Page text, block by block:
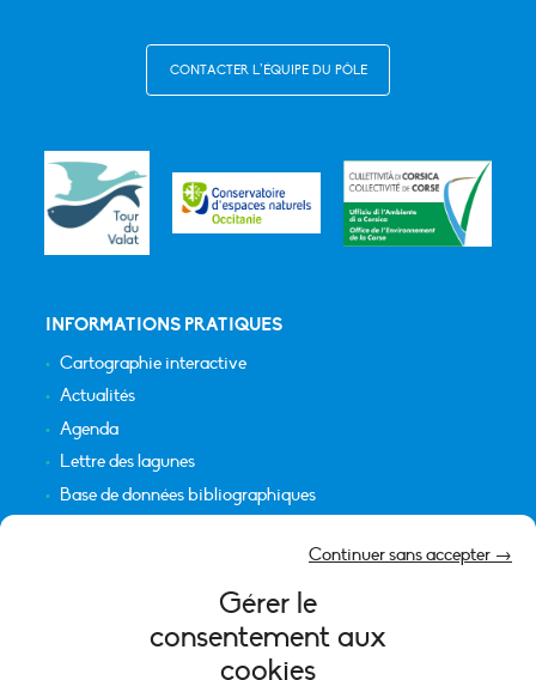
Gérer le
consentement aux
cookies
Continuer sans accepter →
CONTACTER L’ÉQUIPE DU PÔLE
INFORMATIONS PRATIQUES
Cartographie interactive
Actualités
Agenda
Lettre des lagunes
Base de données bibliographiques
Mentions légales